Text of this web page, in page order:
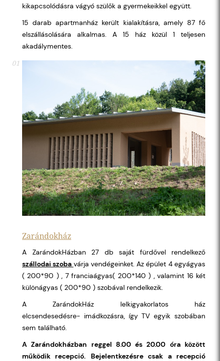
kikapcsolódásra vágyó szülők a gyermekeikkel együtt.
15 darab apartmanház került kialakításra, amely 87 fő
elszállásolására alkalmas. A 15 ház közül 1 teljesen
akadálymentes.
01
Zarándokház
A ZarándokHázban 27 db saját fürdővel rendelkező
szállodai szoba várja vendégeinket. Az épület 4 egyágyas
( 200*90 ) , 7 franciaágyas( 200*140 ) , valamint 16 két
különágyas ( 200*90 ) szobával rendelkezik.
A ZarándokHáz lelkigyakorlatos ház
elcsendesedésre- imádkozásra, így TV egyik szobában
sem található.
A Zarándokházban reggel 8.00 és 20.00 óra között
működik recepció.
Bejelentkezésre csak a recepció